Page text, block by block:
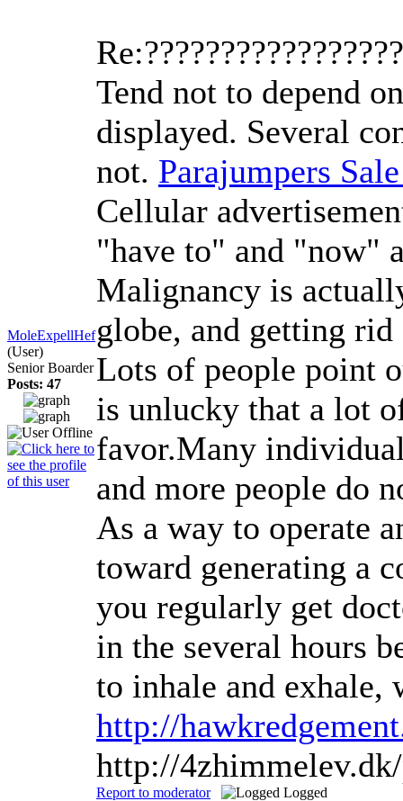
MoleExpellHef
(User)
Senior Boarder
Posts: 47
Tend not to depend
displayed. Several
not. Parajumpers
Cellular
"have to" and "now"
Malignancy is
globe, and getting
Lots of people point
is unlucky that a lot
favor.Many
and more people do
As a way to operate
toward generating a
you regularly get
in the several hours
to inhale and
http://
http://
Report to moderator Logged